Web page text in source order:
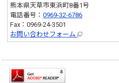
熊本県天草市東浜町8番1号
電話番号：0969-32-6786
Fax：0969-24-3501
お問い合わせフォーム